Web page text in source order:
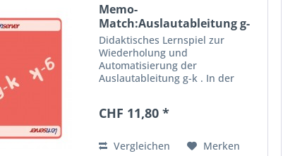
Memo-
Match:Auslautableitung g-
k, schwer
Didaktisches Lernspiel zur
Wiederholung und
Automatisierung der
Auslautableitung g-k . In der
Spielvorschläge ermöglichen den
zuhause, im...
CHF 11,80 *
Vergleichen Merken